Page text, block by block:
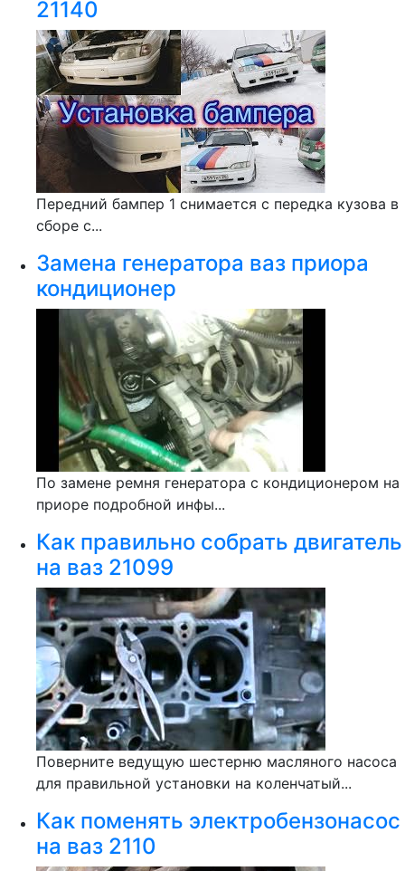
21140
Передний бампер 1 снимается с передка кузова в
сборе с...
Замена генератора ваз приора
кондиционер
По замене ремня генератора с кондиционером на
приоре подробной инфы...
Как правильно собрать двигатель
на ваз 21099
Поверните ведущую шестерню масляного насоса
для правильной установки на коленчатый...
Как поменять электробензонасос
на ваз 2110